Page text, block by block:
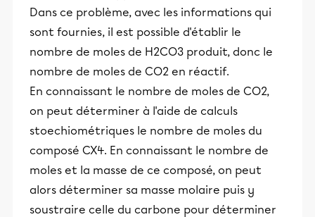
Dans ce problème, avec les informations qui
sont fournies, il est possible d'établir le
nombre de moles de H2CO3 produit, donc le
nombre de moles de CO2 en réactif.
En connaissant le nombre de moles de CO2,
on peut déterminer à l'aide de calculs
stoechiométriques le nombre de moles du
composé CX4. En connaissant le nombre de
moles et la masse de ce composé, on peut
alors déterminer sa masse molaire puis y
soustraire celle du carbone pour déterminer